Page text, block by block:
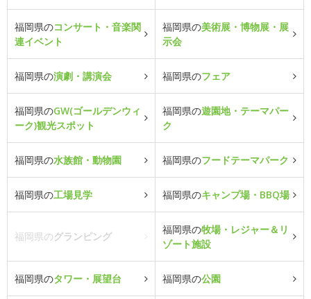
福岡県のコンサート・音楽関
連イベント
福岡県の美術展・博物展・展
示会
福岡県の演劇・講演会 福岡県のフェア
福岡県のGW(ゴールデンウィ
ーク)観光スポット
福岡県の遊園地・テーマパー
ク
福岡県の水族館・動物園 福岡県のフードテーマパーク
福岡県の工場見学 福岡県のキャンプ場・BBQ場
福岡県のグランピング
福岡県の牧場・レジャー＆リ
ゾート施設
福岡県のタワー・展望台 福岡県の公園